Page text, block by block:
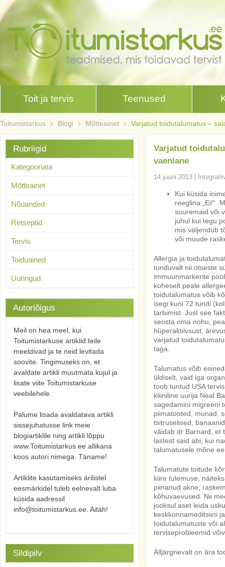
Toit ja tervis Teenused
Toitumistarkus Blogi Mõtteainet Varjatud toidutalumatus –
Varjatud
vaenlane
14 juuni 2013
Kui küsida
reeglina „Ei!“
suuremaid või
juhul kui tegu
mis väljendub
või muude
Allergia ja
tunduvalt nii otseste
immuunmarkerite
koheselt peale
toidutalumatus võib
isegi kuni 72 tundi
tarbimist. Just see
seosta oma nohu,
hüperaktiivsust,
varjatud
taga.
Talumatus võib
üldiselt, vaid iga
toob tuntud USA
kliiniline uurija Neal
sagedamini migreeni
piimatooted, munad,
tsitruselised,
väidab dr Barnard, et
lastest said abi, kui
talumatusele mõne
Talumatute toitude
kiire tulemuse,
piinanud akne,
kõhuvaevused. Nii
jooksul aset leida
keskkonnameditsiini
toidutalumatuste või
terviseprobleemid
Alljärgnevalt on ära
Rubriigid
Kategooriata
Mõtteainet
Nõuanded
Retseptid
Tervis
Toiduained
Uuringud
Autoriõigus
Meil on hea meel, kui
Toitumistarkuse artiklid teile
meeldivad ja te neid levitada
soovite. Tingimuseks on, et
avaldate artikli muutmata kujul ja
lisate viite Toitumistarkuse
veebilehele.
Palume lisada avaldatava artikli
sissejuhatusse link meie
blogiartiklile ning artikli lõppu
www.Toitumistarkus.ee allikana
koos autori nimega. Täname!
Artiklite kasutamiseks ärilistel
eesmärkidel tuleb eelnevalt luba
küsida aadressil
info@toitumistarkus.ee. Aitäh!
Sildipilv